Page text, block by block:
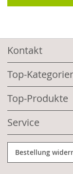
Kontakt
Top-
Top-Produkte
Service
Bestellung